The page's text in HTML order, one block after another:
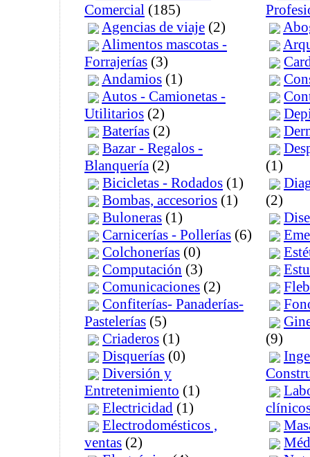
Comercial (185)
Agencias de viaje (2)
Alimentos mascotas -
Forrajerías (3)
Andamios (1)
Autos - Camionetas -
Utilitarios (2)
Baterías (2)
Bazar - Regalos -
Blanquería (2)
Bicicletas - Rodados (1)
Bombas, accesorios (1)
Buloneras (1)
Carnicerías - Pollerías (6)
Colchonerías (0)
Computación (3)
Comunicaciones (2)
Confiterías- Panaderías-
Pastelerías (5)
Criaderos (1)
Disquerías (0)
Diversión y
Entretenimiento (1)
Electricidad (1)
Electrodomésticos ,
ventas (2)
(1)
(2)
(9)